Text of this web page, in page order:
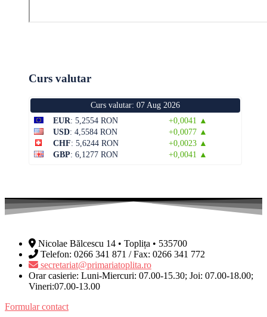
Curs valutar
Curs valutar: 07 Aug 2026
EUR: 5,2554 RON
+0,0041 ▲
USD: 4,5584 RON
+0,0077 ▲
CHF: 5,6244 RON
+0,0023 ▲
GBP: 6,1277 RON +0,0041 ▲
Nicolae Bălcescu 14 • Toplița • 535700
Telefon: 0266 341 871 / Fax: 0266 341 772
secretariat@primariatoplita.ro
Orar casierie: Luni-Miercuri: 07.00-15.30; Joi: 07.00-18.00;
Vineri:07.00-13.00
Formular contact